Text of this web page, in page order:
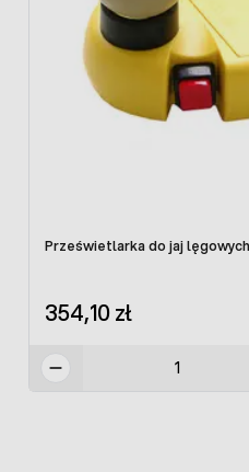
Prześwietlarka do jaj
354,10 zł